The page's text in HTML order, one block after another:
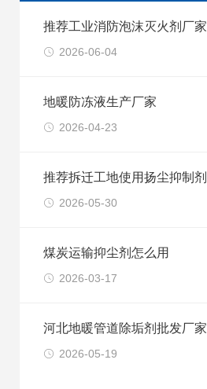
推荐工业消防泡沫灭火剂厂家
2026-06-04
地暖防冻液生产厂家
2026-04-23
推荐拆迁工地使用扬尘抑制剂
2026-05-30
煤炭运输抑尘剂怎么用
2026-03-17
河北地暖管道除垢剂批发厂家
2026-05-19